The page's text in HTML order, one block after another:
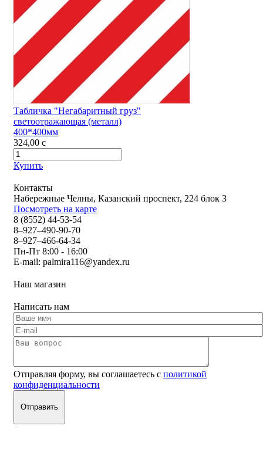
Табличка "Негабаритный груз"
светоотражающая (металл)
400*400мм
324,00 c
Купить
Контакты
Набережные Челны, Казанский проспект, 224 блок 3
Посмотреть на карте
8 (8552) 44-53-54
8–927–490-90-70
8–927–466-64-34
Пн-Пт 8:00 - 16:00
E-mail: palmira116@yandex.ru
Наш магазин
Написать нам
Отправляя форму, вы соглашаетесь с политикой
конфиденциальности